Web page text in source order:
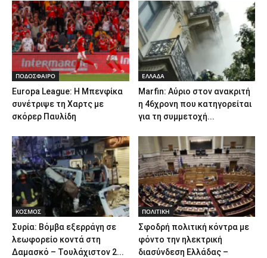
ΠΟΔΟΣΦΑΙΡΟ
Europa League: Η Μπενφίκα
συνέτριψε τη Χαρτς με
σκόρερ Παυλίδη
ΕΛΛΑΔΑ
Marfin: Αύριο στον ανακριτή
η 46χρονη που κατηγορείται
για τη συμμετοχή...
ΚΟΣΜΟΣ
Συρία: Βόμβα εξερράγη σε
λεωφορείο κοντά στη
Δαμασκό – Τουλάχιστον 2...
ΠΟΛΙΤΙΚΗ
Σφοδρή πολιτική κόντρα με
φόντο την ηλεκτρική
διασύνδεση Ελλάδας –